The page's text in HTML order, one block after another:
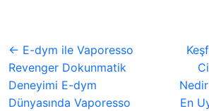
← E-dym ile Vaporesso
Revenger Dokunmatik
Deneyimi E-dym
Dünyasında Vaporesso
En